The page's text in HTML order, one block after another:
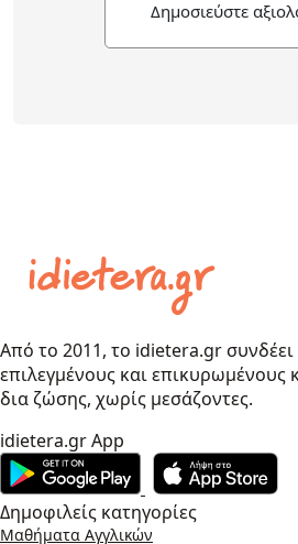
Δημοσιεύστε
Από το 2011, το idietera.gr
επιλεγμένους και επικυρωμένους
δια ζώσης, χωρίς μεσάζοντες.
idietera.gr App
Δημοφιλείς κατηγορίες
Μαθήματα Αγγλικών